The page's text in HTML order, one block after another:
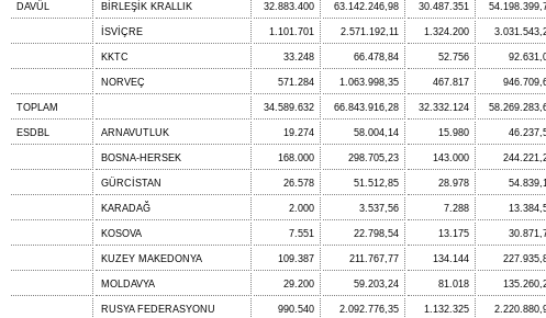
DAVÜL BİRLEŞİK KRALLIK 32.883.400 63.142.246,98 30.487.351
İSVİÇRE 1.101.701 2.571.192,11 1.324.200
KKTC 33.248 66.478,84 52.756
NORVEÇ 571.284 1.063.998,35 467.817
TOPLAM 34.589.632 66.843.916,28 32.332.124
ESDBL ARNAVUTLUK 19.274 58.004,14 15.980
BOSNA-HERSEK 168.000 298.705,23 143.000
GÜRCİSTAN 26.578 51.512,85 28.978
KARADAĞ 2.000 3.537,56 7.288
KOSOVA 7.551 22.798,54 13.175
KUZEY MAKEDONYA 109.387 211.767,77 134.144
MOLDAVYA 29.200 59.203,24 81.018
RUSYA FEDERASYONU 990.540 2.092.776,35 1.132.325